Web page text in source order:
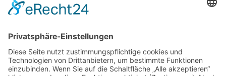
Name: Martin Dickhaut
Impressum
Datenschutzerklärung
Mitgliederbereich
Facebook
Instagram